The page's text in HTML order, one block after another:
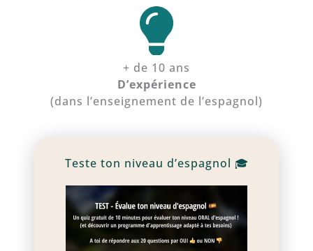
+ de 10 ans
D’expérience
(dans l’enseignement de l’espagnol)
Teste ton niveau d’espagnol 🎓